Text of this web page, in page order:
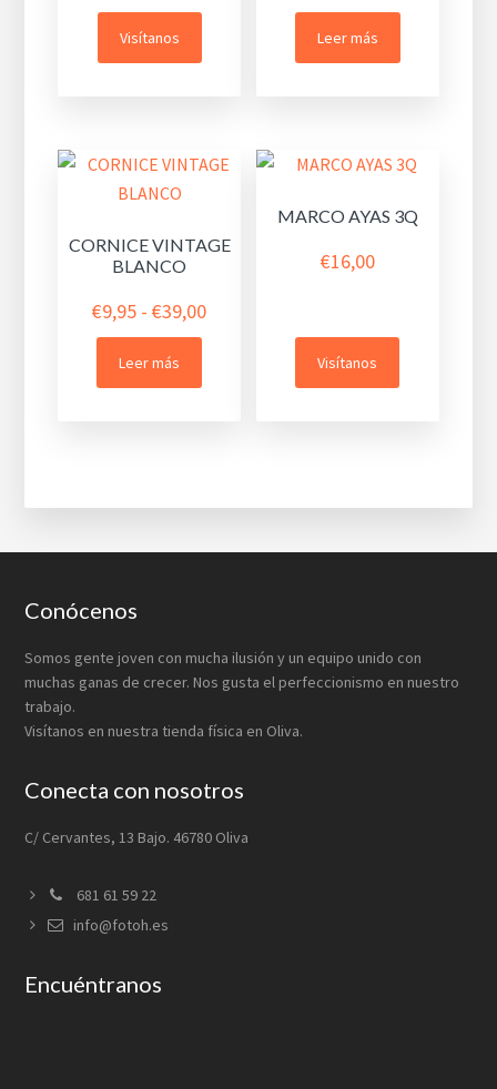
Visítanos
desde
Leer más
CORNICE VINTAGE
BLANCO
€9,95 - €39,00Rango
Leer más
MARCO AYAS 3Q
€16,00
Visítanos
Footer
Conócenos
Somos gente joven con mucha ilusión y un equipo unido con
muchas ganas de crecer. Nos gusta el perfeccionismo en nuestro
trabajo.
Visítanos en nuestra tienda física en Oliva.
Conecta con nosotros
C/ Cervantes, 13 Bajo. 46780 Oliva
681 61 59 22
info@fotoh.es
Encuéntranos